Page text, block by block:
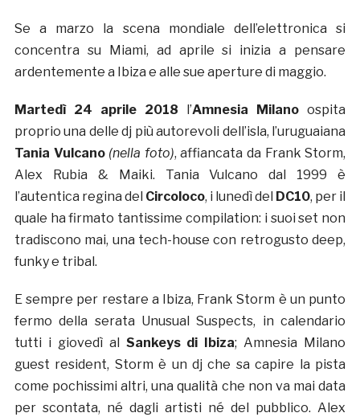
Se a marzo la scena mondiale dell’elettronica si
concentra su Miami, ad aprile si inizia a pensare
ardentemente a Ibiza e alle sue aperture di maggio.
Martedì 24 aprile 2018 l’Amnesia Milanoospita
proprio una delle dj più autorevoli dell’isla, l’uruguaiana
Tania Vulcano (nella foto), affiancata da Frank Storm,
Alex Rubia & Maiki. Tania Vulcano dal 1999 è
l’autentica regina del Circoloco, i lunedì del DC10, per il
quale ha firmato tantissime compilation: i suoi set non
tradiscono mai, una tech-house con retrogusto deep,
funky e tribal.
E sempre per restare a Ibiza, Frank Storm è un punto
fermo della serata Unusual Suspects, in calendario
tutti i giovedì al Sankeys di Ibiza; Amnesia Milano
guest resident, Storm è un dj che sa capire la pista
come pochissimi altri, una qualità che non va mai data
per scontata, né dagli artisti né del pubblico. Alex